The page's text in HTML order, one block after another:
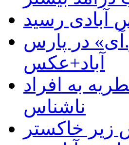
آبادی رسید
در پارس
آباد+عکس
به افراد
ناشناس
زیر خاکستر